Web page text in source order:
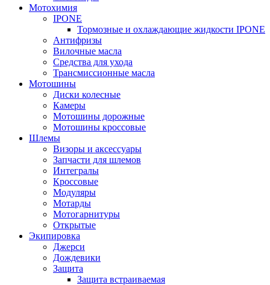
Мотохимия
IPONE
Тормозные и охлаждающие жидкости IPONE
Антифризы
Вилочные масла
Средства для ухода
Трансмиссионные масла
Мотошины
Диски колесные
Камеры
Мотошины дорожные
Мотошины кроссовые
Шлемы
Визоры и аксессуары
Запчасти для шлемов
Интегралы
Кроссовые
Модуляры
Мотарды
Мотогарнитуры
Открытые
Экипировка
Джерси
Дождевики
Защита
Защита встраиваемая